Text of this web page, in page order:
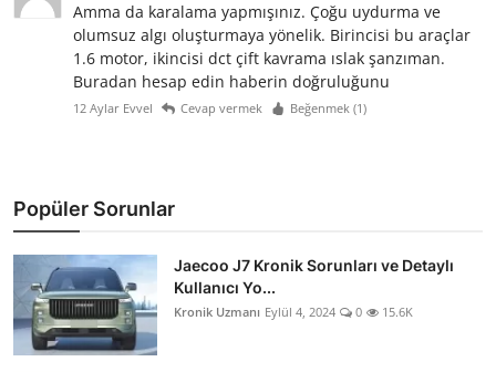
Amma da karalama yapmışınız. Çoğu uydurma ve
olumsuz algı oluşturmaya yönelik. Birincisi bu araçlar
1.6 motor, ikincisi dct çift kavrama ıslak şanzıman.
Buradan hesap edin haberin doğruluğunu
12 Aylar Evvel Cevap vermek Beğenmek (1)
Popüler Sorunlar
Jaecoo J7 Kronik Sorunları ve Detaylı
Kullanıcı Yo...
Kronik Uzmanı Eylül 4, 2024 0 15.6K